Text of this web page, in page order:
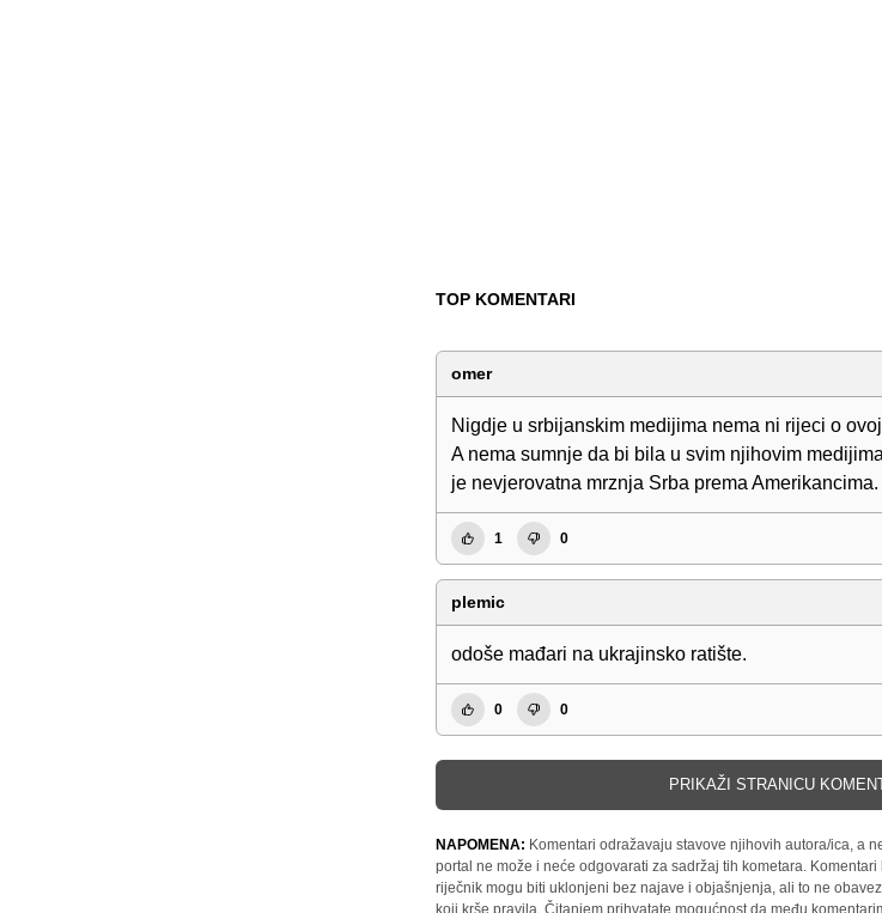
TOP KOMENTARI
omer
Nigdje u srbijanskim medijima nema ni rijeci o
A nema sumnje da bi bila u svim njihovim
je nevjerovatna mrznja Srba prema Amerikancima.
1 0
plemic
odoše mađari na ukrajinsko ratište.
0 0
PRIKAŽI STRANICU
NAPOMENA: Komentari odražavaju stavove njihovih autora/ica, a
portal ne može i neće odgovarati za sadržaj tih kometara.
riječnik mogu biti uklonjeni bez najave i objašnjenja, ali to ne
koji krše pravila. Čitanjem prihvatate mogućnost da među